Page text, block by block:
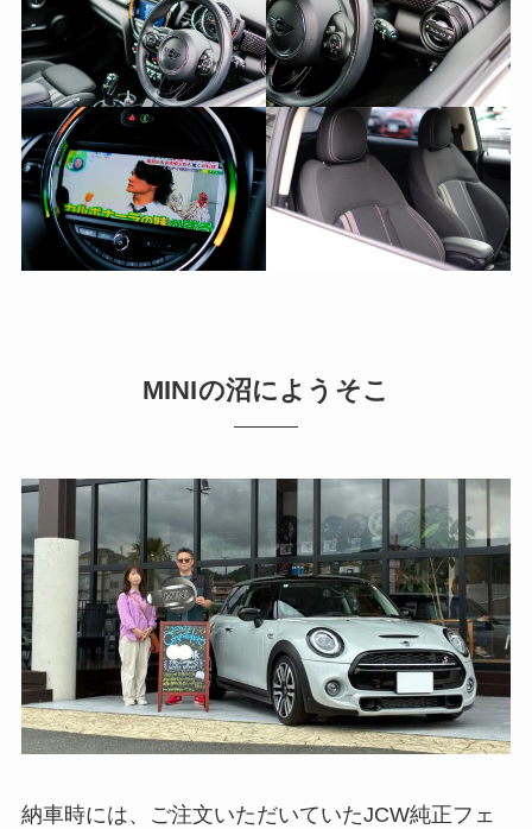
MINIの沼にようそこ
納車時には、ご注文いただいていたJCW純正フェ